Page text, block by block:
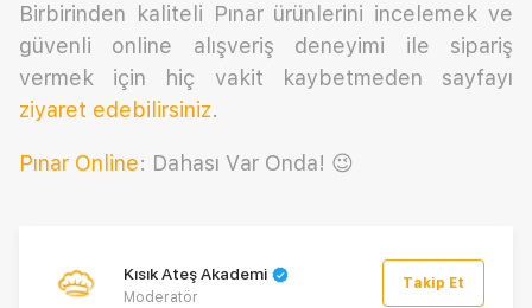
Birbirinden kaliteli Pınar ürünlerini incelemek ve
güvenli online alışveriş deneyimi ile sipariş
vermek için hiç vakit kaybetmeden sayfayı
ziyaret edebilirsiniz.
Pınar Online: Dahası Var Onda! 😉
Kısık Ateş Akademi
Moderatör
Takip Et